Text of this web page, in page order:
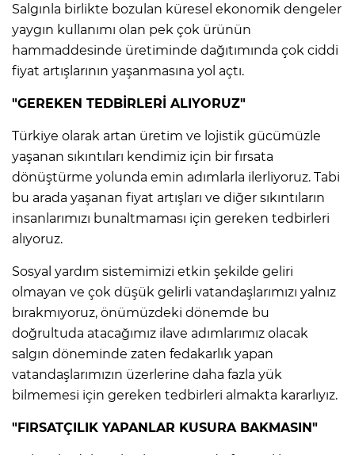
Salgınla birlikte bozulan küresel ekonomik dengeler
yaygın kullanımı olan pek çok ürünün
hammaddesinde üretiminde dağıtımında çok ciddi
fiyat artışlarının yaşanmasına yol açtı.
"GEREKEN TEDBİRLERİ ALIYORUZ"
Türkiye olarak artan üretim ve lojistik gücümüzle
yaşanan sıkıntıları kendimiz için bir fırsata
dönüştürme yolunda emin adımlarla ilerliyoruz. Tabi
bu arada yaşanan fiyat artışları ve diğer sıkıntıların
insanlarımızı bunaltmaması için gereken tedbirleri
alıyoruz.
Sosyal yardım sistemimizi etkin şekilde geliri
olmayan ve çok düşük gelirli vatandaşlarımızı yalnız
bırakmıyoruz, önümüzdeki dönemde bu
doğrultuda atacağımız ilave adımlarımız olacak
salgın döneminde zaten fedakarlık yapan
vatandaşlarımızın üzerlerine daha fazla yük
bilmemesi için gereken tedbirleri almakta kararlıyız.
"FIRSATÇILIK YAPANLAR KUSURA BAKMASIN"